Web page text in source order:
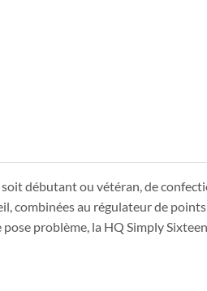
débutant ou vétéran, de
combinées au régulateur de
problème, la HQ Simply